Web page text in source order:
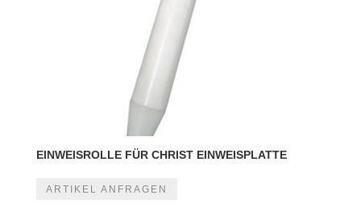
EINWEISROLLE FÜR CHRIST EINWEISPLATTE
ARTIKEL ANFRAGEN